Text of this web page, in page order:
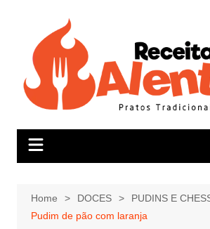
Home DOCES
PUDINS E
Pudim de pão com laranja